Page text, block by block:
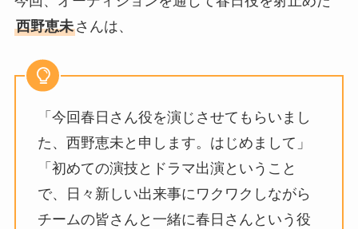
西野恵未さんは、
「今回春日さん役を演じさせてもらいまし
た、西野恵未と申します。はじめまして」
「初めての演技とドラマ出演ということ
で、日々新しい出来事にワクワクしながら
チームの皆さんと一緒に春日さんという役